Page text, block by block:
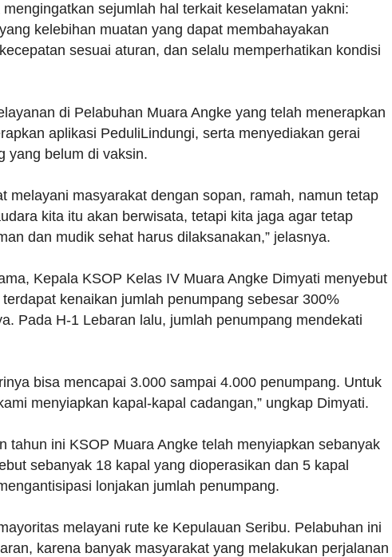
sejumlah hal terkait keselamatan yakni:
kelebihan muatan yang dapat membahayakan
sesuai aturan, dan selalu memperhatikan kondisi
di Pelabuhan Muara Angke yang telah menerapkan
aplikasi PeduliLindungi, serta menyediakan gerai
yang belum di vaksin.
melayani masyarakat dengan sopan, ramah, namun tetap
kita itu akan berwisata, tetapi kita jaga agar tetap
dan mudik sehat harus dilaksanakan,” jelasnya.
Kepala KSOP Kelas IV Muara Angke Dimyati menyebut
kenaikan jumlah penumpang sebesar 300%
Pada H-1 Lebaran lalu, jumlah penumpang mendekati
bisa mencapai 3.000 sampai 4.000 penumpang. Untuk
menyiapkan kapal-kapal cadangan,” ungkap Dimyati.
tahun ini KSOP Muara Angke telah menyiapkan sebanyak
sebanyak 18 kapal yang dioperasikan dan 5 kapal
lonjakan jumlah penumpang.
melayani rute ke Kepulauan Seribu. Pelabuhan ini
karena banyak masyarakat yang melakukan perjalanan